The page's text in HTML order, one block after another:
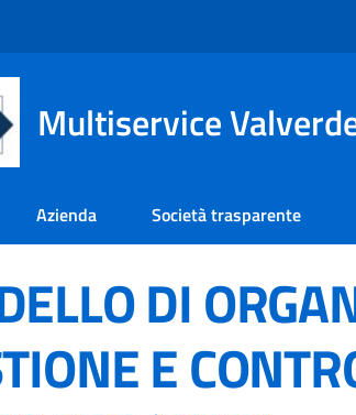
Multiservice
Azienda Società trasparente
DI
E